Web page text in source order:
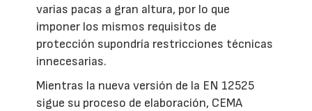
varias pacas a gran altura, por lo que
imponer los mismos requisitos de
protección supondría restricciones técnicas
innecesarias.
Mientras la nueva versión de la EN 12525
sigue su proceso de elaboración, CEMA